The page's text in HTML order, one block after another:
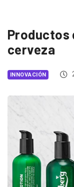
Productos
cerveza
INNOVACIÓN